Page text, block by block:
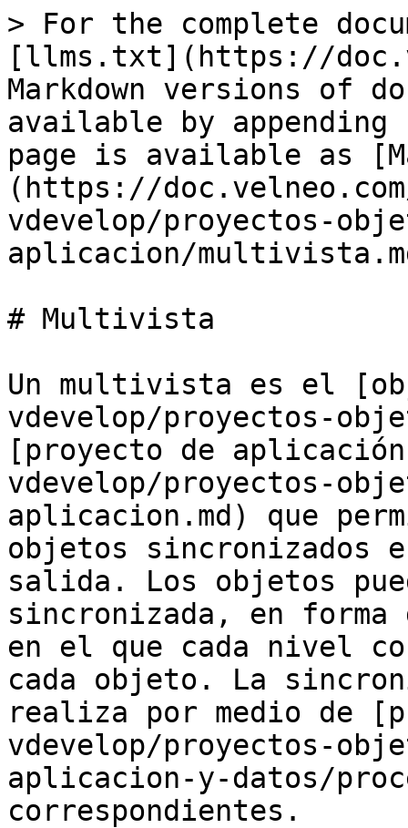
> For the complete
[llms.txt](https://
Markdown versions of
available by
page is available as
(https://
vdevelop/proyectos-
aplicacion/
# Multivista
Un multivista es el
vdevelop/proyectos-
[proyecto de
vdevelop/proyectos-
aplicacion.md) que
objetos sincronizados
salida. Los objetos
sincronizada, en
en el que cada nivel
cada objeto. La
realiza por medio de
vdevelop/proyectos-
aplicacion-y-datos/
correspondientes.